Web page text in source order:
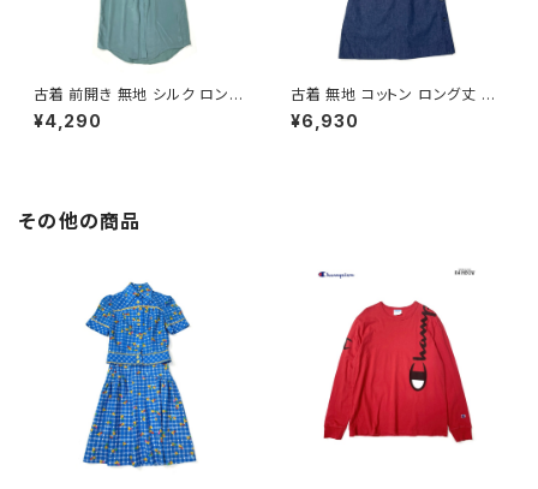
古着 前開き 無地 シルク ロング
丈 ノースリーブ ワンピース くす
み 緑 (otu2606061)
¥4,290
古着 無地 コットン ロング丈 ノ
ースリーブ ワンピース 紺 (otu
2606007)
¥6,930
その他の商品